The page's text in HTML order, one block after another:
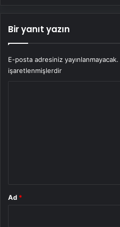
Bir yanıt yazın
E-posta adresiniz yayınlanmayacak.
işaretlenmişlerdir
Ad *